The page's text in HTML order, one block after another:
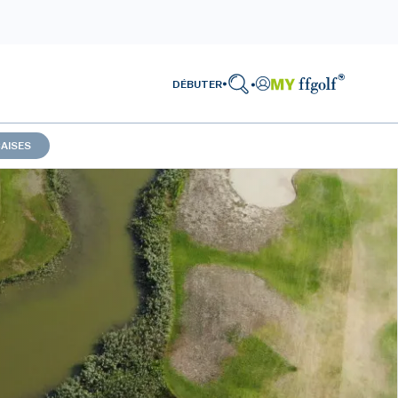
DÉBUTER